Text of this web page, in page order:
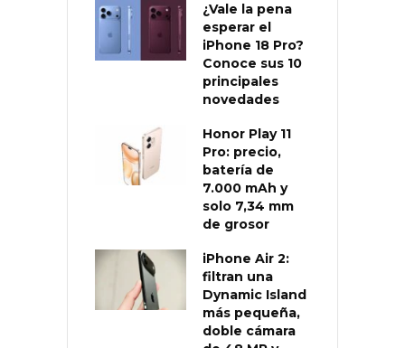
¿Vale la pena
esperar el
iPhone 18 Pro?
Conoce sus 10
principales
novedades
Honor Play 11
Pro: precio,
batería de
7.000 mAh y
solo 7,34 mm
de grosor
iPhone Air 2:
filtran una
Dynamic Island
más pequeña,
doble cámara